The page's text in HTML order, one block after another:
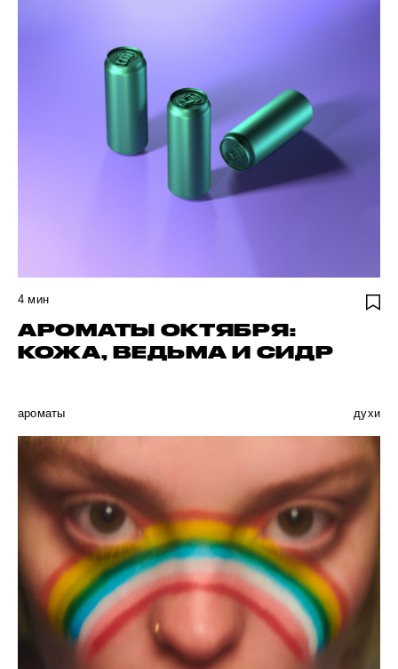
4 мин
АРОМАТЫ ОКТЯБРЯ:
КОЖА, ВЕДЬМА И СИДР
ароматы духи